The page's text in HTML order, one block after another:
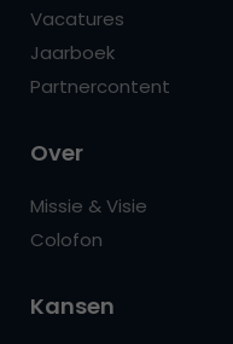
Vacatures
Jaarboek
Partnercontent
Over
Missie & Visie
Colofon
Kansen